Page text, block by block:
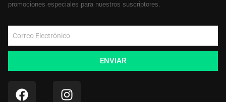
promociones especiales para nuestros suscriptores.
ENVIAR